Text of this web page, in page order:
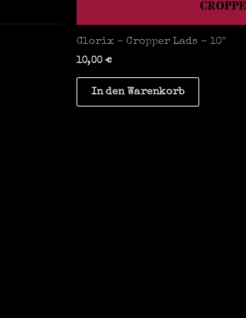
Clorix – Cropper Lads – 10″
10,00€
In den Warenkorb